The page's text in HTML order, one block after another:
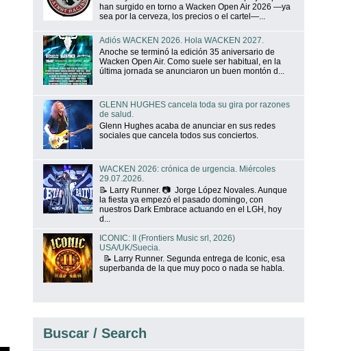
han surgido en torno a Wacken Open Air 2026 —ya
sea por la cerveza, los precios o el cartel—...
Adiós WACKEN 2026. Hola WACKEN 2027.
Anoche se terminó la edición 35 aniversario de
Wacken Open Air. Como suele ser habitual, en la
última jornada se anunciaron un buen montón d...
GLENN HUGHES cancela toda su gira por razones
de salud.
Glenn Hughes acaba de anunciar en sus redes
sociales que cancela todos sus conciertos.
WACKEN 2026: crónica de urgencia. Miércoles
29.07.2026.
📝 Larry Runner. 📷 Jorge López Novales. Aunque
la fiesta ya empezó el pasado domingo, con
nuestros Dark Embrace actuando en el LGH, hoy
d...
ICONIC: II (Frontiers Music srl, 2026)
USA/UK/Suecia.
📝 Larry Runner. Segunda entrega de Iconic, esa
superbanda de la que muy poco o nada se habla.
Buscar / Search